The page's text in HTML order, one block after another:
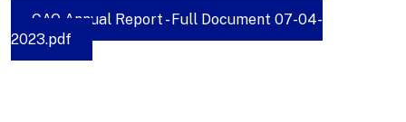
CAO Annual Report - Full Document 07-04-
2023.pdf